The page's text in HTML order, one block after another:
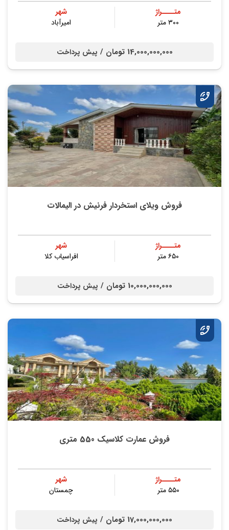
متــــراژ
۳۰۰ متر
شهر
امیرآباد
14,000,000,000 تومان / پیش پرداخت
فروش ویلای استخردار فرنیش در الیمالات
متــــراژ
۶۵۰ متر
شهر
افراسیاب کلا
10,000,000,000 تومان / پیش پرداخت
فروش عمارت کلاسیک 550 متری
متــــراژ
۵۵۰ متر
شهر
چمستان
17,000,000,000 تومان / پیش پرداخت